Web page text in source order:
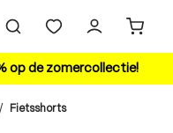
op de zomercollectie!
/ Fietsshorts